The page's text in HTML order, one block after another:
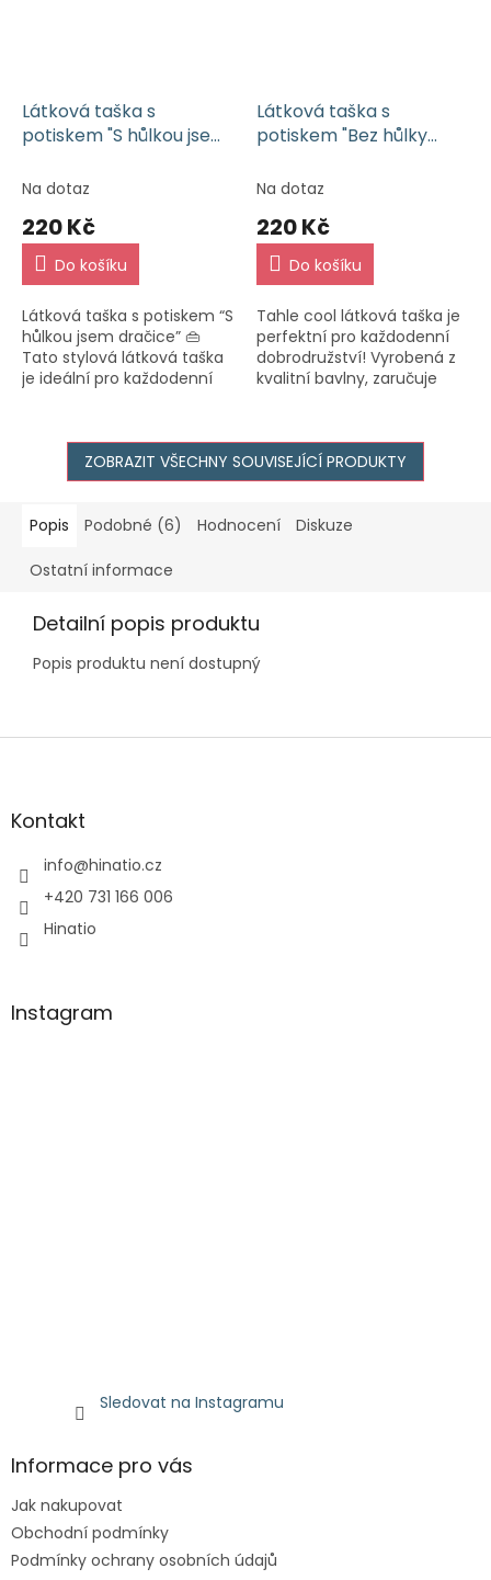
Látková taška s
potiskem "S hůlkou jsem
Na dotaz
220 Kč
Do košíku
Látková taška s potiskem “S
hůlkou jsem dračice” 👜
Tato stylová látková taška
je ideální pro každodenní
životnost a...
Látková taška s
potiskem "Bez hůlky
Na dotaz
220 Kč
Do košíku
Tahle cool látková taška je
perfektní pro každodenní
dobrodružství! Vyrobená z
kvalitní bavlny, zaručuje
“Bez hůlky nelétám”
dodává...
ZOBRAZIT VŠECHNY SOUVISEJÍCÍ PRODUKTY
Popis Podobné (6) Hodnocení Diskuze
Ostatní informace
Detailní popis produktu
Popis produktu není dostupný
Z
aKontakt
info@hinatio.cz
+420 731 166 006
Hinatio
Instagram
Sledovat na Instagramu
Informace pro vás
Jak nakupovat
Obchodní podmínky
Podmínky ochrany osobních údajů